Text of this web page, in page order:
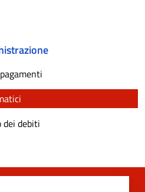
dei debiti